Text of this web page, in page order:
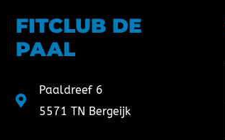
FITCLUB DE
PAAL
Paaldreef 6
5571 TN Bergeijk